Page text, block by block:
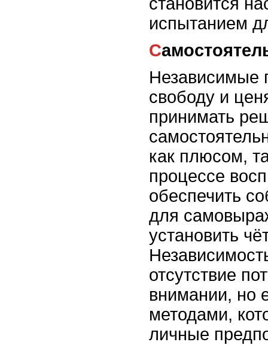
становится
испытанием
Независимые
свободу и
принимать
как плюсом,
процессе
обеспечить
для
установить
отсутствие
внимании, но
методами,
личные